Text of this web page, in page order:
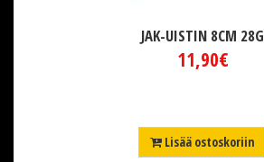
JAK-UISTIN 8CM 28G
11,90€
Lisää ostoskoriin